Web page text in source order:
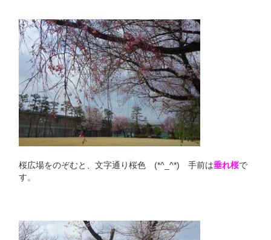
桜広場をのぞむと、文字通り桜色 (*^_^*) 手前は垂れ桜で
す。